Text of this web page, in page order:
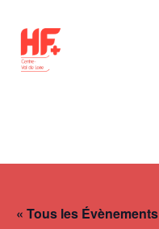
« Tous les Évènements